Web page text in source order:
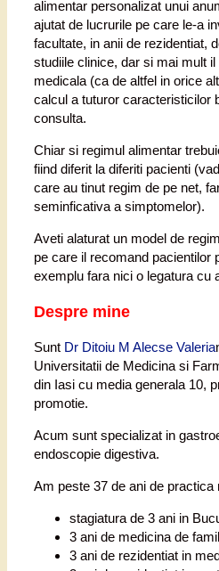
alimentar personalizat unui
ajutat de lucrurile pe care le-a
facultate, in anii de rezidentiat,
studiile clinice, dar si mai mult
medicala (ca de altfel in orice
calcul a tuturor caracteristicilor
consulta.
Chiar si regimul alimentar
fiind diferit la diferiti pacienti
care au tinut regim de pe net,
seminficativa a simptomelor).
Aveti alaturat un model de
pe care il recomand pacientilor
exemplu fara nici o legatura cu
Despre mine
Sunt Dr Ditoiu M Alecse Valeria
Universitatii de Medicina si
din Iasi cu media generala 10,
promotie.
Acum sunt specializat in
endoscopie digestiva.
Am peste 37 de ani de practica
stagiatura de 3 ani in
3 ani de medicina de
3 ani de rezidentiat in